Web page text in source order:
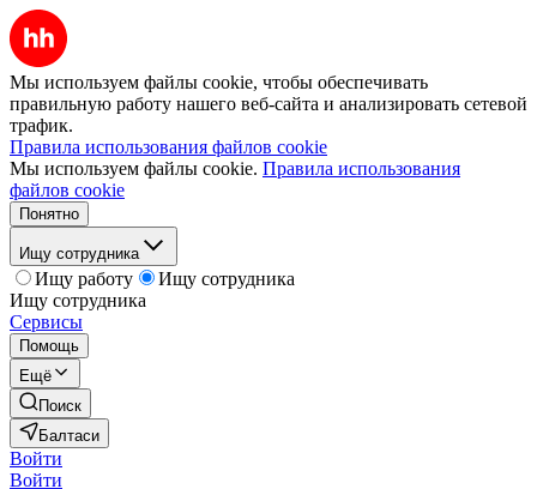
Мы используем файлы cookie, чтобы обеспечивать
правильную работу нашего веб-сайта и анализировать сетевой
трафик.
Правила использования файлов cookie
Мы используем файлы cookie. Правила использования
файлов cookie
Понятно
Ищу сотрудника
Ищу работу
Ищу сотрудника
Ищу сотрудника
Сервисы
Помощь
Ещё
Поиск
Балтаси
Войти
Войти